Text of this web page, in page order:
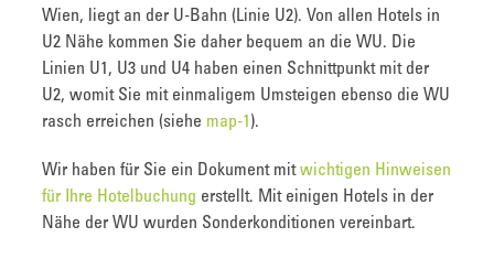
Wien, liegt an der U-Bahn (Linie U2). Von allen Hotels in
U2 Nähe kommen Sie daher bequem an die WU. Die
Linien U1, U3 und U4 haben einen Schnittpunkt mit der
U2, womit Sie mit einmaligem Umsteigen ebenso die WU
rasch erreichen (siehe map-1 ).
Wir haben für Sie ein Dokument mitwichtigen Hinweisen
für Ihre Hotelbuchung erstellt. Mit einigen Hotels in der
Nähe der WU wurden Sonderkonditionen vereinbart.